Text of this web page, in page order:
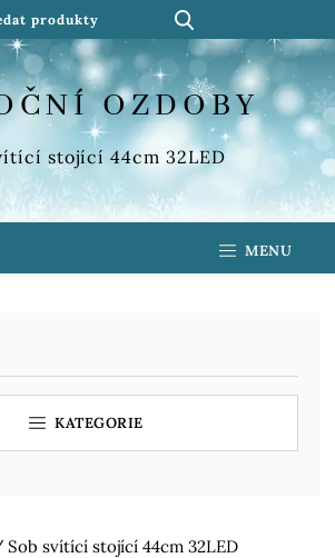
OZDOBY
stojící 44cm 32LED
MENU
KATEGORIE
Sob svítící stojící 44cm 32LED